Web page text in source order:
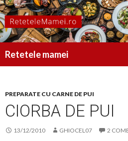
Retetele mamei
PREPARATE CU CARNE DE PUI
CIORBA DE PUI
13/12/2010 GHIOCEL07 2